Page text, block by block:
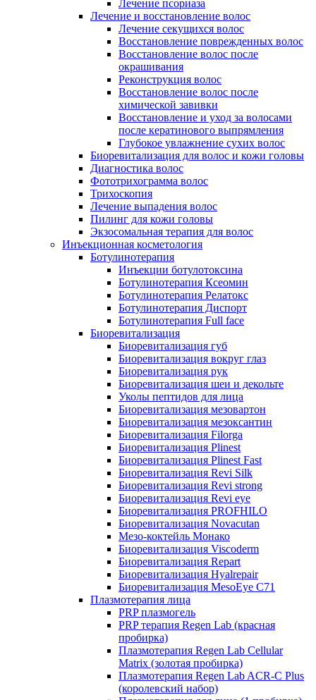
Лечение псориаза
Лечение и восстановление волос
Лечение секущихся волос
Восстановление поврежденных волос
Восстановление волос после
окрашивания
Реконструкция волос
Восстановление волос после
химической завивки
Восстановление и уход за волосами
после кератинового выпрямления
Глубокое увлажнение сухих волос
Биоревитализация для волос и кожи головы
Диагностика волос
Фототрихограмма волос
Трихоскопия
Лечение выпадения волос
Пилинг для кожи головы
Экзосомальная терапия для волос
Инъекционная косметология
Ботулинотерапия
Инъекции ботулотоксина
Ботулинотерапия Ксеомин
Ботулинотерапия Релатокс
Ботулинотерапия Диспорт
Ботулинотерапия Full face
Биоревитализация
Биоревитализация губ
Биоревитализация вокруг глаз
Биоревитализация рук
Биоревитализация шеи и декольте
Уколы пептидов для лица
Биоревитализация мезовартон
Биоревитализация мезоксантин
Биоревитализация Filorga
Биоревитализация Plinest
Биоревитализация Plinest Fast
Биоревитализация Revi Silk
Биоревитализация Revi strong
Биоревитализация Revi eye
Биоревитализация PROFHILO
Биоревитализация Novacutan
Мезо-коктейль Монако
Биоревитализация Viscoderm
Биоревитализация Repart
Биоревитализация Hyalrepair
Биоревитализация MesoEye C71
Плазмотерапия лица
PRP плазмогель
PRP терапия Regen Lab (красная
пробирка)
Плазмотерапия Regen Lab Cellular
Matrix (золотая пробирка)
Плазмотерапия Regen Lab ACR-C Plus
(королевский набор)